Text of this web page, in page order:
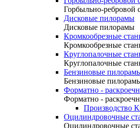
Горбыльно-ребровой
Дисковые пилорамы
Дисковые пилорамы
Кромкообрезные
Кромкообрезные
Круглопалочные
Круглопалочные
Бензиновые
Бензиновые
Форматно -
Форматно -
Производство
Оцилиндровочные
Оцилиндровочные